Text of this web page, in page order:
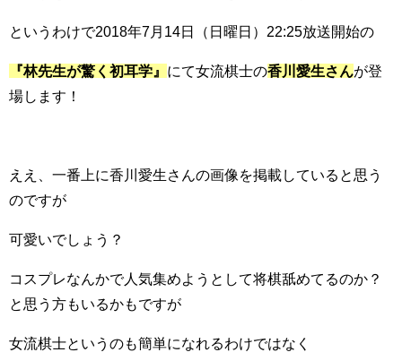
というわけで2018年7月14日（日曜日）22:25放送開始の
『林先生が驚く初耳学』 にて女流棋士の香川愛生さんが登
場します！
ええ、一番上に香川愛生さんの画像を掲載していると思う
のですが
可愛いでしょう？
コスプレなんかで人気集めようとして将棋舐めてるのか？
と思う方もいるかもですが
女流棋士というのも簡単になれるわけではなく